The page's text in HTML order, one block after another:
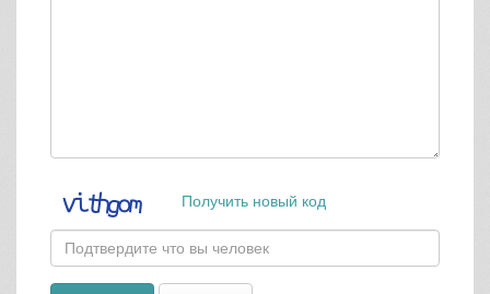
Получить новый код